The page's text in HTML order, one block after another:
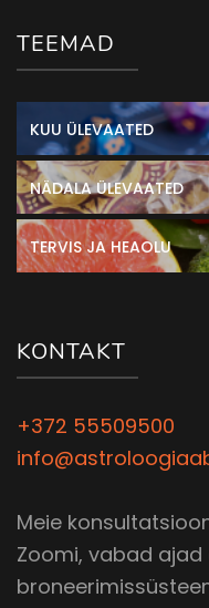
TEEMAD
KUU ÜLEVAATED
NÄDALA ÜLEVAATED
TERVIS JA HEAOLU
KONTAKT
+372 55509500
Meie
Zoomi, vabad